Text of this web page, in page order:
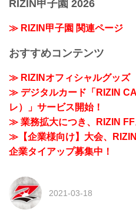
RIZIN甲子園 2026
≫ RIZIN甲子園 関連ページ
おすすめコンテンツ
≫ RIZINオフィシャルグッズ
≫ デジタルカード「RIZIN
レ）」サービス開始！
≫ 業務拡大につき、RIZIN FF
≫【企業様向け】大会、
企業タイアップ募集中！
2021-03-18